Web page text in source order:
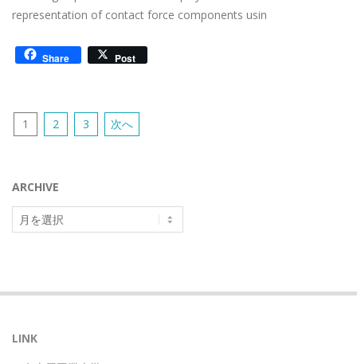
representation of contact force components usin
Share Post
投
稿
ペ
ー
ジ
1 2 3 次へ
ARCHIVE
archive
LINK